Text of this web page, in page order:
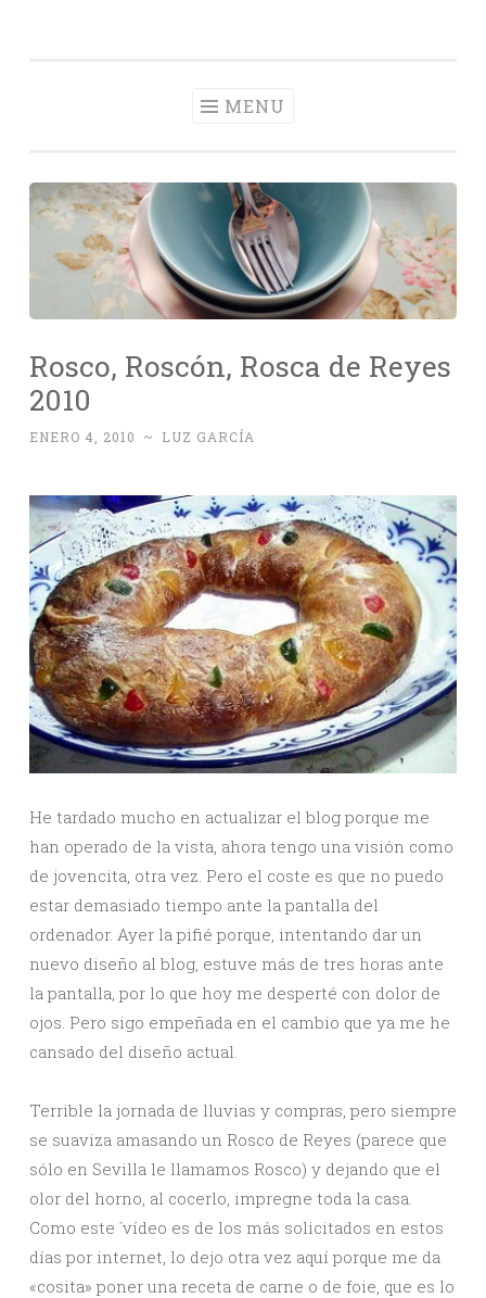
MENU
Rosco, Roscón, Rosca de Reyes
2010
ENERO 4, 2010 ~ LUZ GARCÍA
He tardado mucho en actualizar el blog porque me
han operado de la vista, ahora tengo una visión como
de jovencita, otra vez. Pero el coste es que no puedo
estar demasiado tiempo ante la pantalla del
ordenador. Ayer la pifié porque, intentando dar un
nuevo diseño al blog, estuve más de tres horas ante
la pantalla, por lo que hoy me desperté con dolor de
ojos. Pero sigo empeñada en el cambio que ya me he
cansado del diseño actual.
Terrible la jornada de lluvias y compras, pero siempre
se suaviza amasando un Rosco de Reyes (parece que
sólo en Sevilla le llamamos Rosco) y dejando que el
olor del horno, al cocerlo, impregne toda la casa.
Como este ´vídeo es de los más solicitados en estos
días por internet, lo dejo otra vez aquí porque me da
«cosita» poner una receta de carne o de foie, que es lo